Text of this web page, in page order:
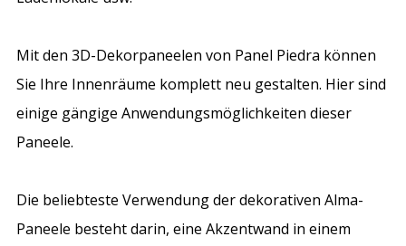
Mit den 3D-Dekorpaneelen von Panel Piedra können
Sie Ihre Innenräume komplett neu gestalten. Hier sind
einige gängige Anwendungsmöglichkeiten dieser
Paneele.
Die beliebteste Verwendung der dekorativen Alma-
Paneele besteht darin, eine Akzentwand in einem